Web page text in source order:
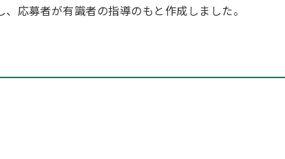
応募者が有識者の指導のもと作成しました。